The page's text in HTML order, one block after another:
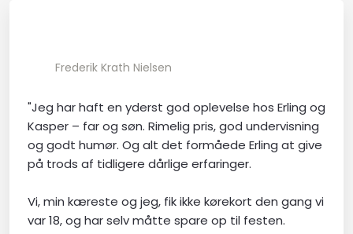
​Frederik Krath Nielsen​
"Jeg har haft en yderst god oplevelse hos Erling og
Kasper – far og søn. Rimelig pris, god undervisning
og godt humør. Og alt det formåede Erling at give
på trods af tidligere dårlige erfaringer.
Vi, min kæreste og jeg, fik ikke kørekort den gang vi
var 18, og har selv måtte spare op til festen.